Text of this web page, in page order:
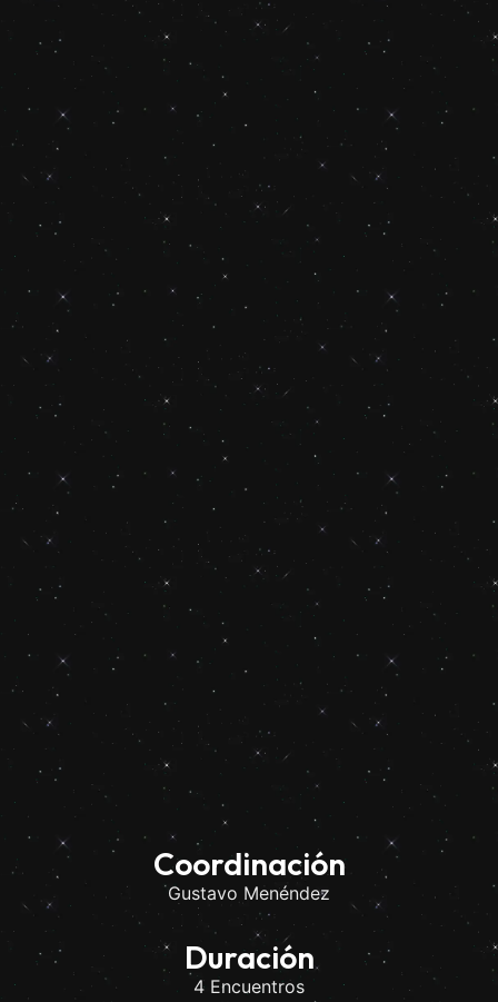
Coordinación
Gustavo Menéndez
Duración
4 Encuentros